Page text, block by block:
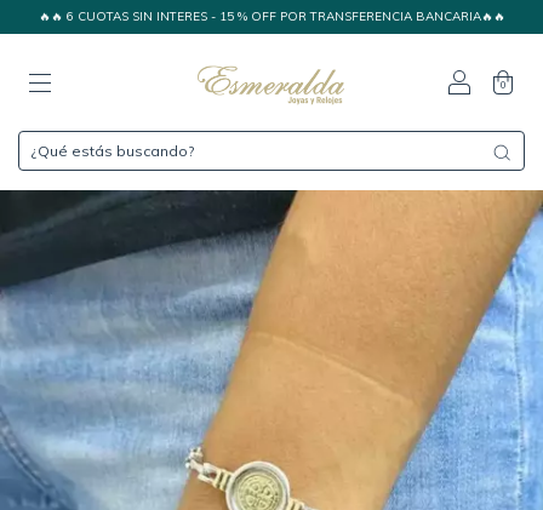
🔥🔥 6 CUOTAS SIN INTERES - 15 % OFF POR TRANSFERENCIA BANCARIA🔥🔥
0